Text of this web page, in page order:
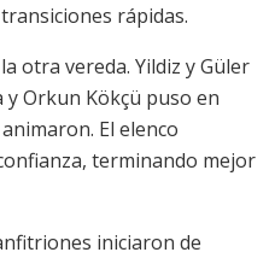
rápidas.
otra vereda. Yildiz y Güler
Orkun Kökçü puso en
El elenco
terminando mejor
iniciaron de